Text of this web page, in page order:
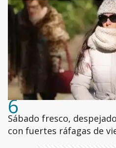
6
Sábado fresco,
con fuertes ráfagas de